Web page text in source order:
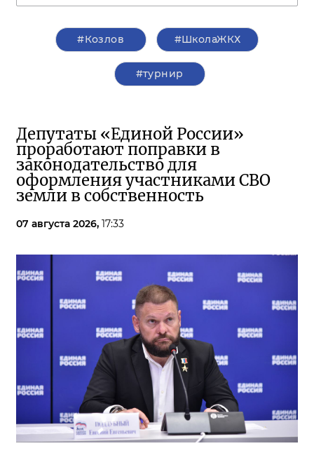
#Козлов #ШколаЖКХ
#турнир
Депутаты «Единой России»
проработают поправки в
законодательство для
оформления участниками СВО
земли в собственность
07 августа 2026, 17:33